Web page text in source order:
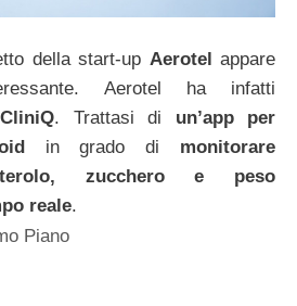
della start-up Aerotel
appare
Aerotel ha infatti
. Trattasi di un’app per
in grado di monitorare
zucchero e peso
reale.
Piano